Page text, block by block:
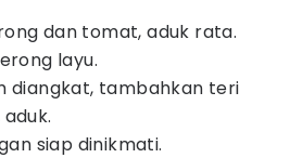
dan tomat, aduk rata.
layu.
diangkat, tambahkan teri
siap dinikmati.